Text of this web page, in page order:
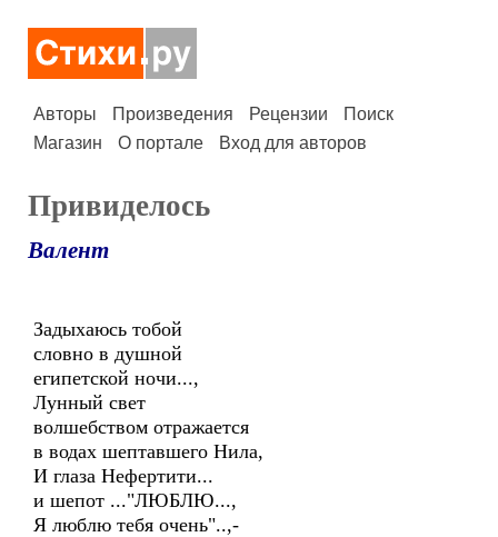
Авторы Произведения Рецензии
Поиск
Магазин
О портале Вход для авторов
Привиделось
Валент
Задыхаюсь тобой
словно в душной
египетской ночи...,
Лунный свет
волшебством отражается
в водах шептавшего Нила,
И глаза Нефертити...
и шепот ..."ЛЮБЛЮ...,
Я люблю тебя очень"..,-